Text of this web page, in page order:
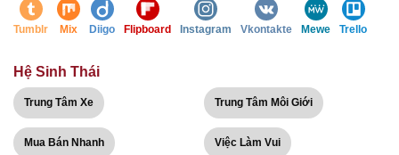
Tumblr Mix Diigo Flipboard Instagram Vkontakte Mewe Trello
Hệ Sinh Thái
Trung Tâm Xe Trung Tâm Môi Giới
Mua Bán Nhanh Việc Làm Vui